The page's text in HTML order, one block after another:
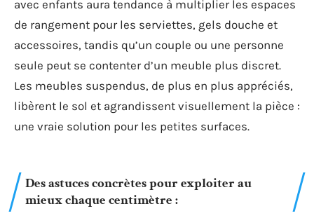
avec enfants aura tendance à multiplier les espaces
de rangement pour les serviettes, gels douche et
accessoires, tandis qu’un couple ou une personne
seule peut se contenter d’un meuble plus discret.
Les meubles suspendus, de plus en plus appréciés,
libèrent le sol et agrandissent visuellement la pièce :
une vraie solution pour les petites surfaces.
Des astuces concrètes pour exploiter au
mieux chaque centimètre :